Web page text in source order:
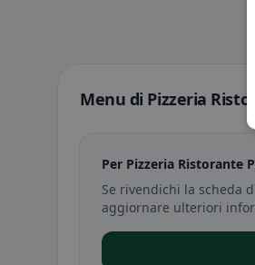
Menu di Pizzeria
Per Pizzeria Ristorante
Se rivendichi la scheda
aggiornare ulteriori